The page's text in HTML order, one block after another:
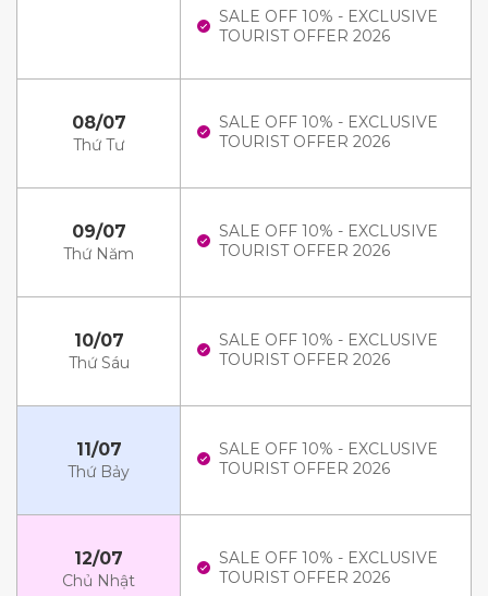
SALE OFF 10% - EXCLUSIVE
TOURIST OFFER 2026
08/07
Thứ Tư
SALE OFF 10% - EXCLUSIVE
TOURIST OFFER 2026
09/07
Thứ Năm
SALE OFF 10% - EXCLUSIVE
TOURIST OFFER 2026
10/07
Thứ Sáu
SALE OFF 10% - EXCLUSIVE
TOURIST OFFER 2026
11/07
Thứ Bảy
SALE OFF 10% - EXCLUSIVE
TOURIST OFFER 2026
12/07
Chủ Nhật
SALE OFF 10% - EXCLUSIVE
TOURIST OFFER 2026